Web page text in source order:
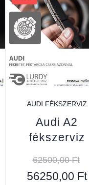
AUDI FÉKSZERVIZ
Audi A2
fékszerviz
62500,00Ft
56250,00 Ft